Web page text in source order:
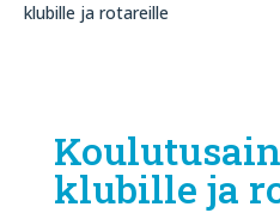
klubille ja rotareille
klubille ja